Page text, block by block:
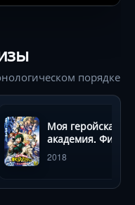
порядке
Моя геройская
академия. Фильм
2018